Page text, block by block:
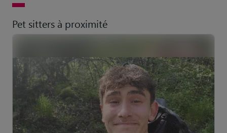
Pet sitters à proximité